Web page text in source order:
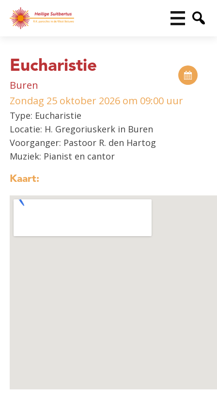
Eucharistie
Buren
Zondag 25 oktober 2026 om 09:00 uur
Type: Eucharistie
Locatie: H. Gregoriuskerk in Buren
Voorganger: Pastoor R. den Hartog
Muziek: Pianist en cantor
Kaart: